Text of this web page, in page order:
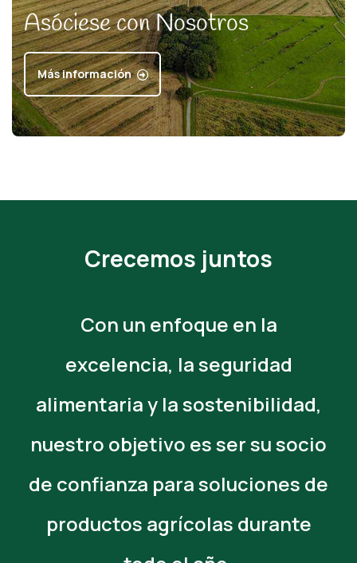
Asóciese con Nosotros
Más información
Crecemos juntos
Con un enfoque en la
excelencia, la seguridad
alimentaria y la sostenibilidad,
nuestro objetivo es ser su socio
de confianza para soluciones de
productos agrícolas durante